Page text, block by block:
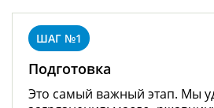
Подготовка
Это самый важный этап. Мы